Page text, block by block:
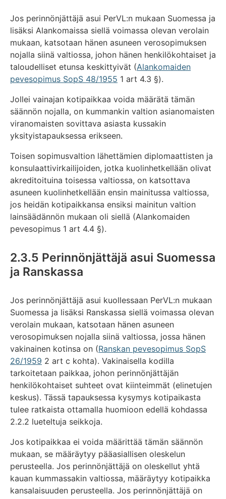
Jos perinnönjättäjä asui PerVL:n mukaan Suomessa ja
lisäksi Alankomaissa siellä voimassa olevan verolain
mukaan, katsotaan hänen asuneen verosopimuksen
nojalla siinä valtiossa, johon hänen henkilökohtaiset ja
taloudelliset etunsa keskittyivät (Alankomaiden
pevesopimus SopS 48/1955 1 art 4.3 §).
Jollei vainajan kotipaikkaa voida määrätä tämän
säännön nojalla, on kummankin valtion asianomaisten
viranomaisten sovittava asiasta kussakin
yksityistapauksessa erikseen.
Toisen sopimusvaltion lähettämien diplomaattisten ja
konsulaattivirkailijoiden, jotka kuolinhetkellään olivat
akreditoituina toisessa valtiossa, on katsottava
asuneen kuolinhetkellään ensin mainitussa valtiossa,
jos heidän kotipaikkansa ensiksi mainitun valtion
lainsäädännön mukaan oli siellä (Alankomaiden
pevesopimus 1 art 4.4 §).
2.3.5 Perinnönjättäjä asui Suomessa
ja Ranskassa
Jos perinnönjättäjä asui kuollessaan PerVL:n mukaan
Suomessa ja lisäksi Ranskassa siellä voimassa olevan
verolain mukaan, katsotaan hänen asuneen
verosopimuksen nojalla siinä valtiossa, jossa hänen
vakinainen kotinsa on (Ranskan pevesopimus SopS
26/1959 2 art c kohta). Vakinaisella kodilla
tarkoitetaan paikkaa, johon perinnönjättäjän
henkilökohtaiset suhteet ovat kiinteimmät (elinetujen
keskus). Tässä tapauksessa kysymys kotipaikasta
tulee ratkaista ottamalla huomioon edellä kohdassa
2.2.2 lueteltuja seikkoja.
Jos kotipaikkaa ei voida määrittää tämän säännön
mukaan, se määräytyy pääasiallisen oleskelun
perusteella. Jos perinnönjättäjä on oleskellut yhtä
kauan kummassakin valtiossa, määräytyy kotipaikka
kansalaisuuden perusteella. Jos perinnönjättäjä on